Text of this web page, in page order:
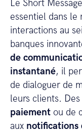
Le Short
essentiel dans le
interactions au
banques
de
instantané, il
de dialoguer de
leurs clients. Des
paiement ou de
aux notifications